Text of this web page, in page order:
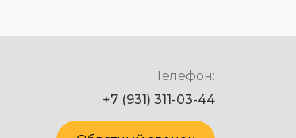
Телефон:
+7 (931) 311-03-44